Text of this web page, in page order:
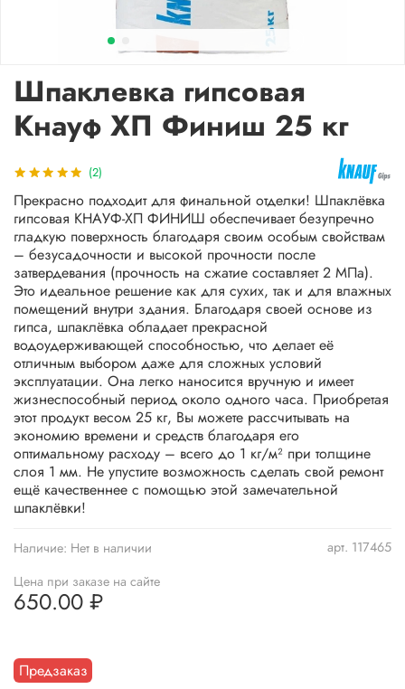
(2)
арт. 117465
Наличие: Нет в наличии
Предзаказ
Шпаклевка гипсовая
Кнауф ХП Финиш 25 кг
Цена при заказе на сайте
650.00 ₽
Прекрасно подходит для финальной отделки! Шпаклёвка
гипсовая КНАУФ-ХП ФИНИШ обеспечивает безупречно
гладкую поверхность благодаря своим особым свойствам
– безусадочности и высокой прочности после
затвердевания (прочность на сжатие составляет 2 МПа).
Это идеальное решение как для сухих, так и для влажных
помещений внутри здания. Благодаря своей основе из
гипса, шпаклёвка обладает прекрасной
водоудерживающей способностью, что делает её
отличным выбором даже для сложных условий
эксплуатации. Она легко наносится вручную и имеет
жизнеспособный период около одного часа. Приобретая
этот продукт весом 25 кг, Вы можете рассчитывать на
экономию времени и средств благодаря его
оптимальному расходу – всего до 1 кг/м² при толщине
слоя 1 мм. Не упустите возможность сделать свой ремонт
ещё качественнее с помощью этой замечательной
шпаклёвки!